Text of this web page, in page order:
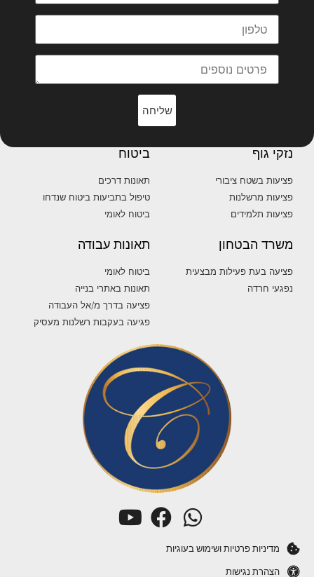
שליחה
נזקי גוף
פציעות בשטח ציבורי
פציעות מרשלנות
פציעות תלמידים
ביטוח
תאונות דרכים
טיפול בתביעות ביטוח שנדחו
ביטוח לאומי
משרד הבטחון
פציעה בעת פעילות מבצעית
נפגעי חרדה
תאונות עבודה
ביטוח לאומי
תאונות באתרי בנייה
פציעה בדרך מ/אל העבודה
פגיעה בעקבות רשלנות מעסיק
מדיניות פרטיות ושימוש בעוגיות
הצהרת נגישות